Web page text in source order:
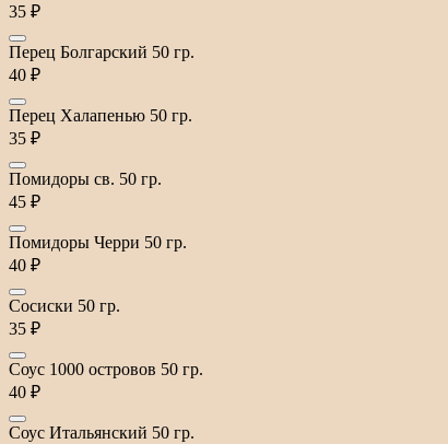
35 ₽
Перец Болгарский 50 гр.
40 ₽
Перец Халапенью 50 гр.
35 ₽
Помидоры св. 50 гр.
45 ₽
Помидоры Черри 50 гр.
40 ₽
Сосиски 50 гр.
35 ₽
Соус 1000 островов 50 гр.
40 ₽
Соус Итальянский 50 гр.